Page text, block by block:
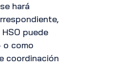
hará
puede
o como
coordinación